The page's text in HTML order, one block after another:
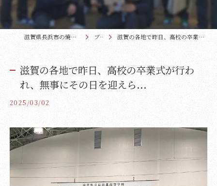
滋賀県長浜市の焼肉なら近江牛本家まるさ ブログ 滋賀の各地で昨日、高校の卒業式が行われ、無事にその日を迎えら...
滋賀の各地で昨日、高校の卒業式が行わ
れ、無事にその日を迎えら...
2025/03/02